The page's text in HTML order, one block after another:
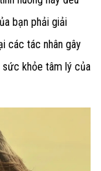
bạn phải giải
các tác nhân gây
sức khỏe tâm lý của